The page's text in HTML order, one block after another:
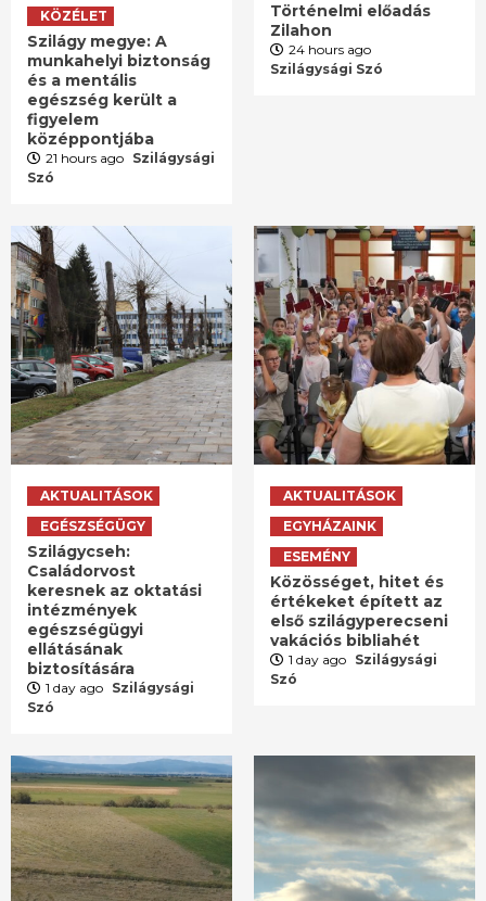
KÖZÉLET
Szilágy megye: A
munkahelyi biztonság
és a mentális
egészség került a
figyelem
középpontjába
21 hours ago Szilágysági
Szó
Történelmi előadás
Zilahon
24 hours ago
Szilágysági Szó
AKTUALITÁSOK
EGÉSZSÉGÜGY
Szilágycseh:
Családorvost
keresnek az oktatási
intézmények
egészségügyi
ellátásának
biztosítására
1 day ago Szilágysági
Szó
AKTUALITÁSOK
EGYHÁZAINK
ESEMÉNY
Közösséget, hitet és
értékeket épített az
első szilágyperecseni
vakációs bibliahét
1 day ago Szilágysági
Szó